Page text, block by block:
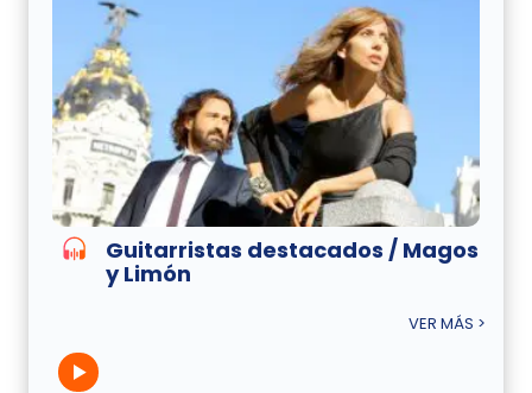
Guitarristas destacados / Magos
y Limón
VER MÁS >